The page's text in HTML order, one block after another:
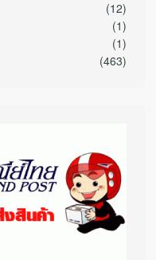
(12)
(1)
(1)
(463)